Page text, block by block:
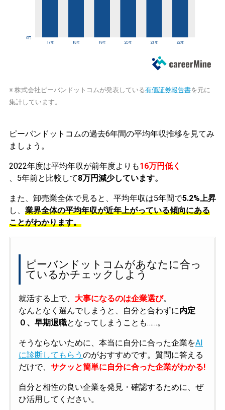
※ 株式会社ピーバンドットコムが発表している有価証券報告書を元に
集計しています。
ピーバンドットコムの過去6年間の平均年収推移を見てみ
ましょう。
2022年度は平均年収が前年度よりも16万円低く
、5年前と比較して8万円減少しています。
また、卸売業全体で見ると、平均年収は5年間で5.2%上昇
し、 業界全体の平均年収が近年上がっている傾向にある
ことがわかります。
ピーバンドットコムがあなたに合っ
ているかチェックしよう
就活する上で、 大事になるのは企業選び。
なんとなく選んでしまうと、自分と合わずに内定
０、早期退職となってしまうことも……。
そうならないために、本当に自分に合った企業をAI
に診断してもらう のがおすすめです。質問に答える
だけで、 サクッと簡単に自分に合った企業がわかる!
自分と相性の良い企業を発見・確認するために、ぜ
ひ活用してください。